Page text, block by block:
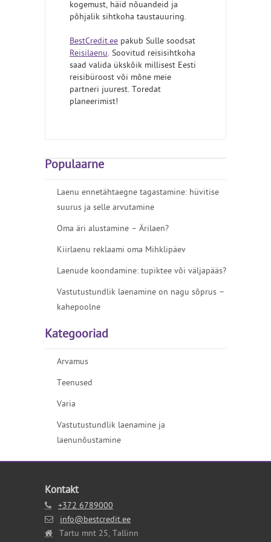
kogemust, häid nõuandeid ja
põhjalik sihtkoha taustauuring.
BestCredit.ee pakub Sulle soodsat
Reisilaenu. Soovitud reisisihtkoha
saad valida ükskõik millisest Eesti
reisibüroost või mõne meie
partneri juurest. Toredat
planeerimist!
Populaarne
Laenu ennetähtaegne tagastamine: hüvitise
suurus ja selle arvutamine
Oma äri alustamine – Ärilaen?
Kiirlaenu reklaami oma Mihklipäev
Laenude koondamine: tupiktee või väljapääs?
Vastutustundlik laenamine on nagu sõprus –
kahepoolne
Kategooriad
Arvamus
Teenused
Varia
Vastutustundlik laenamine ja
laenunõustamine
Kontakt
+372 6789000
info@bestcredit.ee
Tartu mnt 25, Tallinn